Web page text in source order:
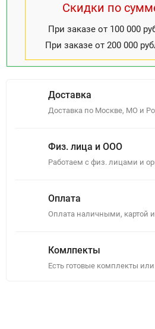
Скидки по
При заказе от 100 000
При заказе от 200 000
Доставка
Доставка по Москве, МО и
Физ. лица и ООО
Работаем с физ. лицами и
Оплата
Оплата наличными, картой
Комлпекты
Есть готовые комплекты